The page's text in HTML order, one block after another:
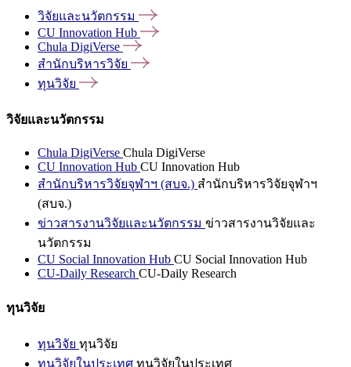
วิจัยและนวัตกรรม
CU Innovation Hub
Chula DigiVerse
สำนักบริหารวิจัย
ทุนวิจัย
วิจัยและนวัตกรรม
Chula DigiVerse Chula DigiVerse
CU Innovation Hub CU Innovation Hub
สำนักบริหารวิจัยจุฬาฯ (สบจ.) สำนักบริหารวิจัยจุฬาฯ
(สบจ.)
ข่าวสารงานวิจัยและนวัตกรรม ข่าวสารงานวิจัยและ
นวัตกรรม
CU Social Innovation Hub CU Social Innovation Hub
CU-Daily Research CU-Daily Research
ทุนวิจัย
ทุนวิจัย ทุนวิจัย
ทุนวิจัยในประเทศ ทุนวิจัยในประเทศ